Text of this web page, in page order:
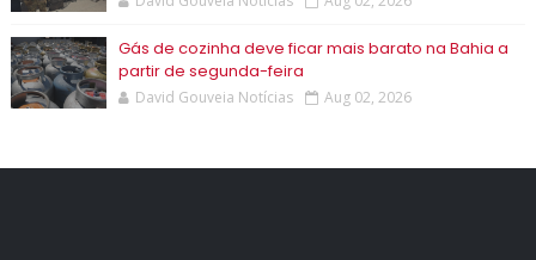
Gás de cozinha deve ficar mais barato na Bahia a
partir de segunda-feira
David Gouveia Notícias Aug 02, 2026